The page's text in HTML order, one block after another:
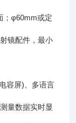
φ60mm或定
镜配件，最小
容屏)、多语言
量数据实时显